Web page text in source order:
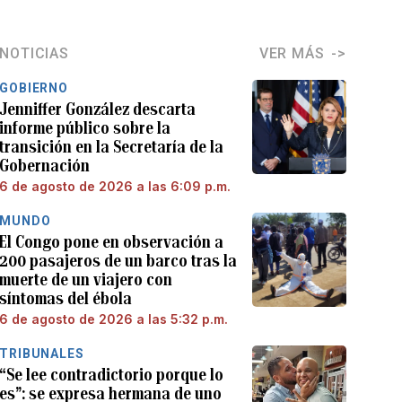
NOTICIAS VER MÁS
GOBIERNO
Jenniffer González descarta
informe público sobre la
transición en la Secretaría de la
Gobernación
6 de agosto de 2026 a las 6:09 p.m.
MUNDO
El Congo pone en observación a
200 pasajeros de un barco tras la
muerte de un viajero con
síntomas del ébola
6 de agosto de 2026 a las 5:32 p.m.
TRIBUNALES
“Se lee contradictorio porque lo
es”: se expresa hermana de uno